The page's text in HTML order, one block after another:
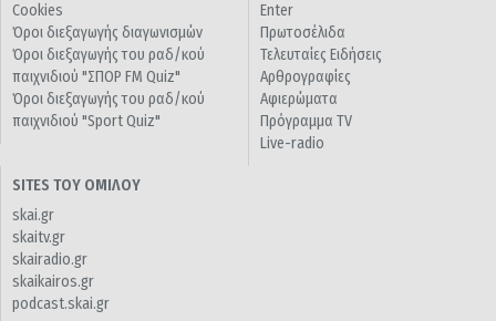
Cookies
Όροι διεξαγωγής διαγωνισμών
Όροι διεξαγωγής του ραδ/κού
παιχνιδιού "ΣΠΟΡ FM Quiz"
Όροι διεξαγωγής του ραδ/κού
παιχνιδιού "Sport Quiz"
Enter
Πρωτοσέλιδα
Τελευταίες Ειδήσεις
Αρθρογραφίες
Αφιερώματα
Πρόγραμμα TV
Live-radio
SITES ΤΟΥ ΟΜΙΛΟΥ
skai.gr
skaitv.gr
skairadio.gr
skaikairos.gr
podcast.skai.gr